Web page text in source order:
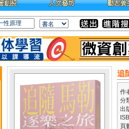
追
作
分
出
頁